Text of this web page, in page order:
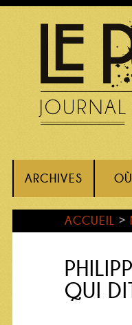
ARCHIVES
ACCUEIL >
QUI